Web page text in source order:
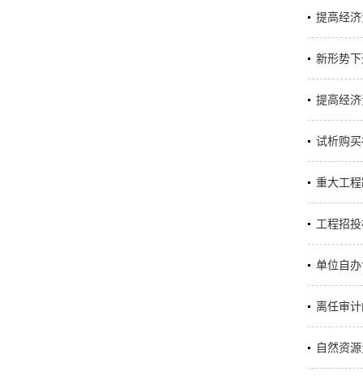
提高经
新形势
提高经
试析购
重大工
工程招
单位自
离任审
自然资